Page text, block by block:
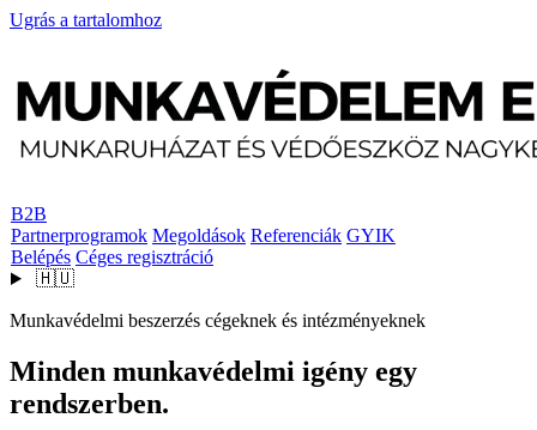
Ugrás a tartalomhoz
B2B
Partnerprogramok Megoldások Referenciák GYIK
Belépés Céges regisztráció
🇭🇺
Munkavédelmi beszerzés cégeknek és intézményeknek
Minden munkavédelmi igény egy
rendszerben.